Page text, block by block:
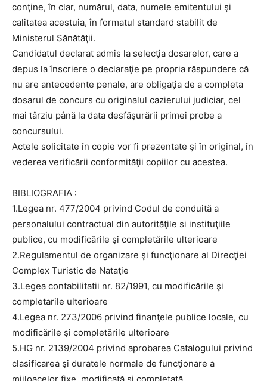
conţine, în clar, numărul, data, numele emitentului şi
calitatea acestuia, în formatul standard stabilit de
Ministerul Sănătăţii.
Candidatul declarat admis la selecţia dosarelor, care a
depus la înscriere o declaraţie pe propria răspundere că
nu are antecedente penale, are obligaţia de a completa
dosarul de concurs cu originalul cazierului judiciar, cel
mai târziu până la data desfăşurării primei probe a
concursului.
Actele solicitate în copie vor fi prezentate şi în original, în
vederea verificării conformităţii copiilor cu acestea.
BIBLIOGRAFIA :
1.Legea nr. 477/2004 privind Codul de conduită a
personalului contractual din autorităţile si instituţiile
publice, cu modificările şi completările ulterioare
2.Regulamentul de organizare şi funcţionare al Direcţiei
Complex Turistic de Nataţie
3.Legea contabilitatii nr. 82/1991, cu modificările şi
completarile ulterioare
4.Legea nr. 273/2006 privind finanţele publice locale, cu
modificările şi completările ulterioare
5.HG nr. 2139/2004 privind aprobarea Catalogului privind
clasificarea şi duratele normale de funcţionare a